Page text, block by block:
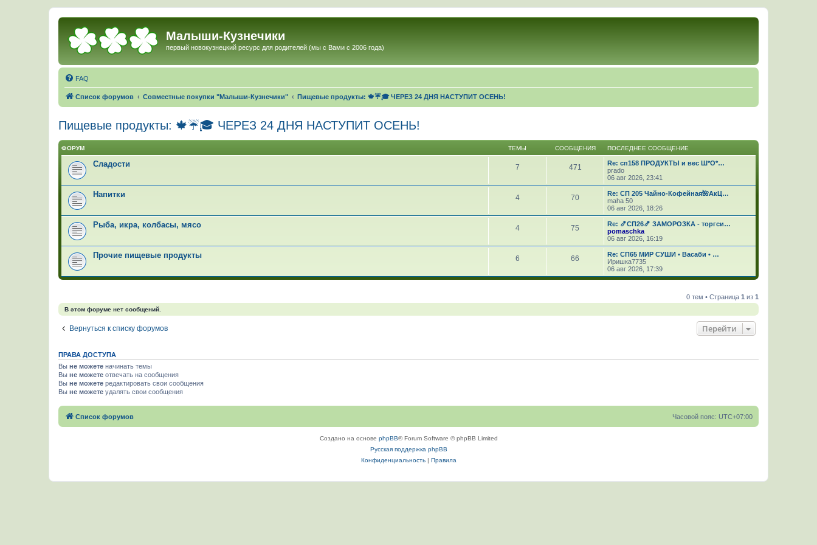
Малыши-Кузнечики
первый новокузнецкий ресурс для родителей (мы с Вами с 2006 года)
FAQ
Список форумов Совместные покупки "Малыши-Кузнечики" Пищевые продукты: 🍁☔🎓 ЧЕРЕЗ 24 ДНЯ НАСТУПИТ ОСЕНЬ!
Пищевые продукты: 🍁☔🎓 ЧЕРЕЗ 24 ДНЯ НАСТУПИТ ОСЕНЬ!
ФОРУМ ТЕМЫ СООБЩЕНИЯ ПОСЛЕДНЕЕ СООБЩЕНИЕ
Сладости 7 471
Re: сп158 ПРОДУКТЫ и вес Ш*О*…
prado
06 авг 2026, 23:41
Напитки 4 70
Re: СП 205 Чайно-Кофейная🌺АкЦ…
maha 50
06 авг 2026, 18:26
Рыба, икра, колбасы, мясо 4 75
Re: 🍤СП26🍤 ЗАМОРОЗКА - торгси…
pomaschka
06 авг 2026, 16:19
Прочие пищевые продукты 6 66
Re: СП65 МИР СУШИ • Васаби • …
Иришка7735
06 авг 2026, 17:39
0 тем • Страница 1 из 1
В этом форуме нет сообщений.
Вернуться к списку форумов Перейти
ПРАВА ДОСТУПА
Вы не можете начинать темы
Вы не можете отвечать на сообщения
Вы не можете редактировать свои сообщения
Вы не можете удалять свои сообщения
Список форумов Часовой пояс: UTC+07:00
Создано на основе phpBB® Forum Software © phpBB Limited
Русская поддержка phpBB
Конфиденциальность| Правила